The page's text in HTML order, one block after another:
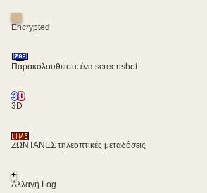
Encrypted
Παρακολουθείστε ένα screenshot
3D
ΖΩΝΤΑΝΕΣ τηλεοπτικές μεταδόσεις
+
Αλλαγή Log